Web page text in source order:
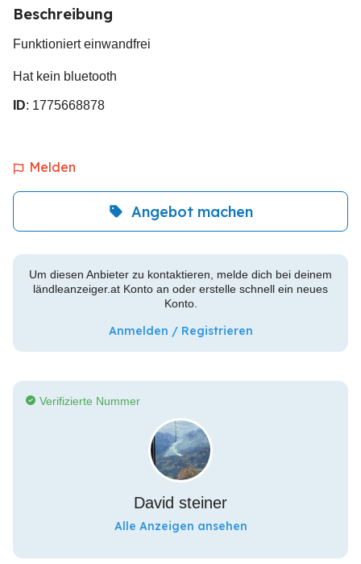
Beschreibung
Funktioniert einwandfrei
Hat kein bluetooth
ID: 1775668878
Melden
Angebot machen
Um diesen Anbieter zu kontaktieren, melde dich bei deinem
ländleanzeiger.at Konto an oder erstelle schnell ein neues
Konto.
Anmelden / Registrieren
Verifizierte Nummer
David steiner
Alle Anzeigen ansehen